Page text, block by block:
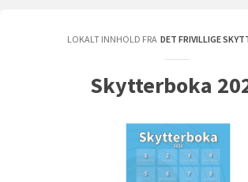
LOKALT INNHOLD FRA DET FRIVILLIGE
Skytterboka